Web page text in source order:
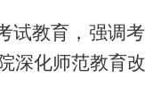
试教育，强调
化师范教育